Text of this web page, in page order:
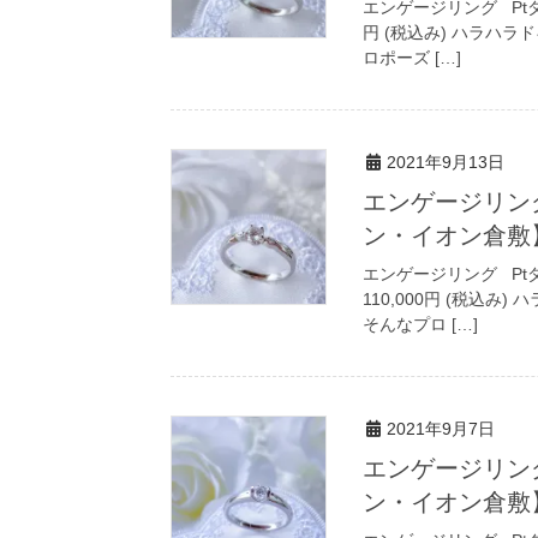
エンゲージリング Pt
円 (税込み) ハラハラ
ロポーズ […]
2021年9月13日
エンゲージリ
ン・イオン倉敷
エンゲージリング Pt
110,000円 (税込み) ハ
そんなプロ […]
2021年9月7日
エンゲージリ
ン・イオン倉敷